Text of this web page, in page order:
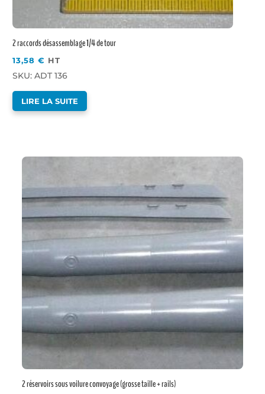
2 raccords désassemblage 1/4 de tour
13,58€ HT
SKU: ADT 136
LIRE LA SUITE
2 réservoirs sous voilure convoyage (grosse taille + rails)